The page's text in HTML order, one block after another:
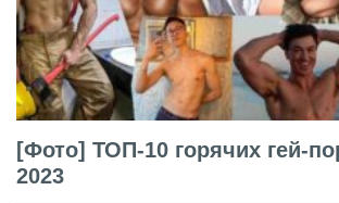
[Фото] ТОП-10 горячих гей-
2023